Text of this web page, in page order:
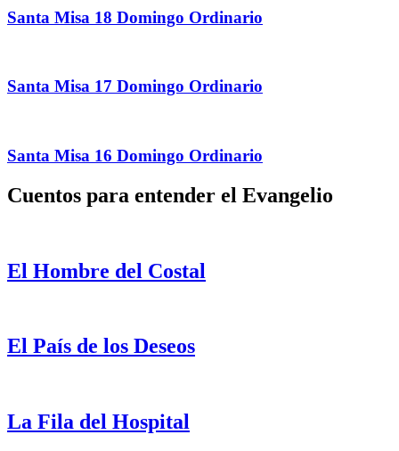
Santa Misa 18 Domingo Ordinario
Santa Misa 17 Domingo Ordinario
Santa Misa 16 Domingo Ordinario
Cuentos para entender el Evangelio
El Hombre del Costal
El País de los Deseos
La Fila del Hospital